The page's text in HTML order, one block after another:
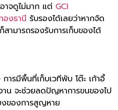
าจดูไม่มาก แต่ GCI
องธานี รับรองได้เลยว่าหากจัด
ามารถรองรับการเก็บของได้
ารมีพื้นที่เก็บเวทีพับ โต๊ะ เก้าอี้
น จะช่วยลดปัญหาการขนของไป
งของการสูญหาย